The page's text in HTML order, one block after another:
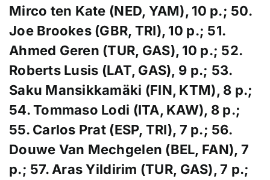
Mirco ten Kate (NED, YAM), 10 p.; 50.
Joe Brookes (GBR, TRI), 10 p.; 51.
Ahmed Geren (TUR, GAS), 10 p.; 52.
Roberts Lusis (LAT, GAS), 9 p.; 53.
Saku Mansikkamäki (FIN, KTM), 8 p.;
54. Tommaso Lodi (ITA, KAW), 8 p.;
55. Carlos Prat (ESP, TRI), 7 p.; 56.
Douwe Van Mechgelen (BEL, FAN), 7
p.; 57. Aras Yildirim (TUR, GAS), 7 p.;